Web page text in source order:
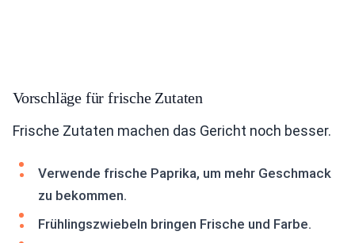
Vorschläge für frische Zutaten
Frische Zutaten machen das Gericht noch besser.
Verwende frische Paprika, um mehr Geschmack
zu bekommen.
Frühlingszwiebeln bringen Frische und Farbe.